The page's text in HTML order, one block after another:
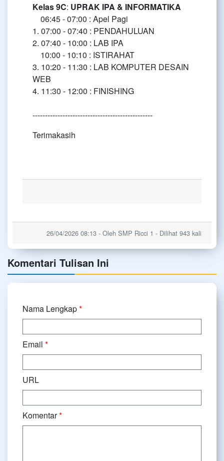
Kelas 9C: UPRAK IPA & INFORMATIKA
06:45 - 07:00 : Apel Pagi
1. 07:00 - 07:40 : PENDAHULUAN
2. 07:40 - 10:00 : LAB IPA
10:00 - 10:10 : ISTIRAHAT
3. 10:20 - 11:30 : LAB KOMPUTER DESAIN
WEB
4. 11:30 - 12:00 : FINISHING
------------------------------------------------
Terimakasih
26/04/2026 08:13 - Oleh SMP Ricci 1 - Dilihat 943 kali
Komentari Tulisan Ini
Nama Lengkap*
Email *
URL
Komentar*